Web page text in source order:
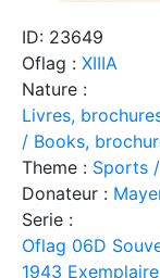
ID: 23649
Oflag : XIIIA
Nature :
Livres,
/ Books,
Theme : Sports
Donateur :
Serie :
Oflag 06D
1943